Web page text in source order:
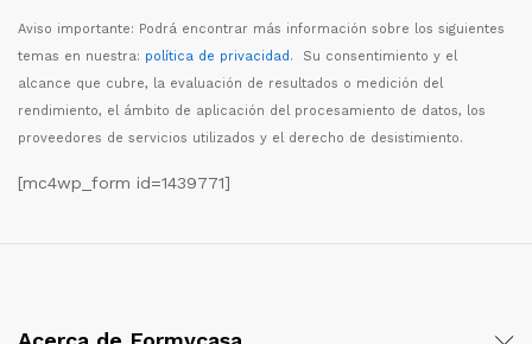
Aviso importante: Podrá encontrar más información sobre los siguientes
temas en nuestra: política de privacidad. Su consentimiento y el
alcance que cubre, la evaluación de resultados o medición del
rendimiento, el ámbito de aplicación del procesamiento de datos, los
proveedores de servicios utilizados y el derecho de desistimiento.
[mc4wp_form id=1439771]